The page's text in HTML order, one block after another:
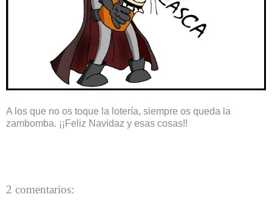
A los que no os toque la lotería, siempre os queda la
zambomba. ¡¡Feliz Navidaz y esas cosas!!
2 comentarios: